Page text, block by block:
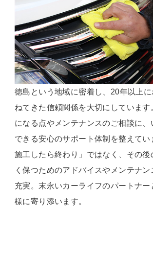
徳島という地域に密着し、20年以上
ねてきた信頼関係を大切にしています
になる点やメンテナンスのご相談に、
できる安心のサポート体制を整えてい
施工したら終わり」ではなく、その後
く保つためのアドバイスやメンテナン
充実。末永いカーライフのパートナー
様に寄り添います。